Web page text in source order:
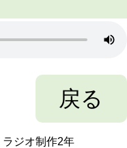
戻る
ジオ制作2年